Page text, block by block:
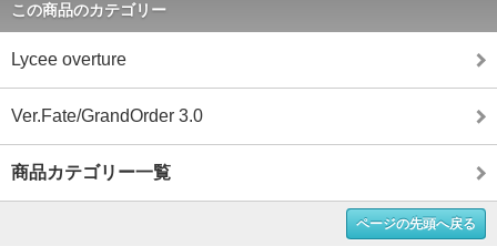
この商品のカテゴリー
Lycee overture
Ver.Fate/GrandOrder 3.0
商品カテゴリー一覧
ページの先頭へ戻る